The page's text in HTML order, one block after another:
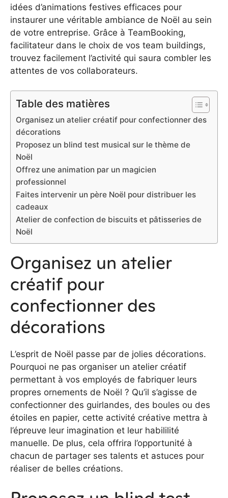
idées d’animations festives efficaces pour
instaurer une véritable ambiance de Noël au sein
de votre entreprise. Grâce à TeamBooking,
facilitateur dans le choix de vos team buildings,
trouvez facilement l’activité qui saura combler les
attentes de vos collaborateurs.
Table des matières
Organisez un atelier créatif pour confectionner des
décorations
Proposez un blind test musical sur le thème de
Noël
Offrez une animation par un magicien
professionnel
Faites intervenir un père Noël pour distribuer les
cadeaux
Atelier de confection de biscuits et pâtisseries de
Noël
Organisez un atelier
créatif pour
confectionner des
décorations
L’esprit de Noël passe par de jolies décorations.
Pourquoi ne pas organiser un atelier créatif
permettant à vos employés de fabriquer leurs
propres ornements de Noël ? Qu’il s’agisse de
confectionner des guirlandes, des boules ou des
étoiles en papier, cette activité créative mettra à
l’épreuve leur imagination et leur habililité
manuelle. De plus, cela offrira l’opportunité à
chacun de partager ses talents et astuces pour
réaliser de belles créations.